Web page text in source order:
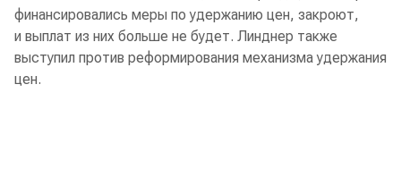
финансировались меры по удержанию цен, закроют,
и выплат из них больше не будет. Линднер также
выступил против реформирования механизма удержания
цен.